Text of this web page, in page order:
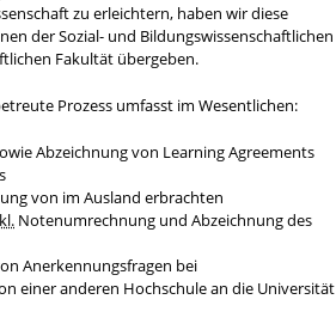
zu erleichtern, haben wir diese
der Sozial- und Bildungswissenschaftlichen
Fakultät übergeben.
Prozess umfasst im Wesentlichen:
Abzeichnung von Learning Agreements
von im Ausland erbrachten
Notenumrechnung und Abzeichnung des
Anerkennungsfragen bei
einer anderen Hochschule an die Universität